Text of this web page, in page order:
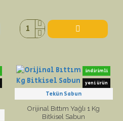
indirimli
yeni ürün
Tekün Sabun
Orijinal Bıttım Yağlı 1 Kg
Bitkisel Sabun